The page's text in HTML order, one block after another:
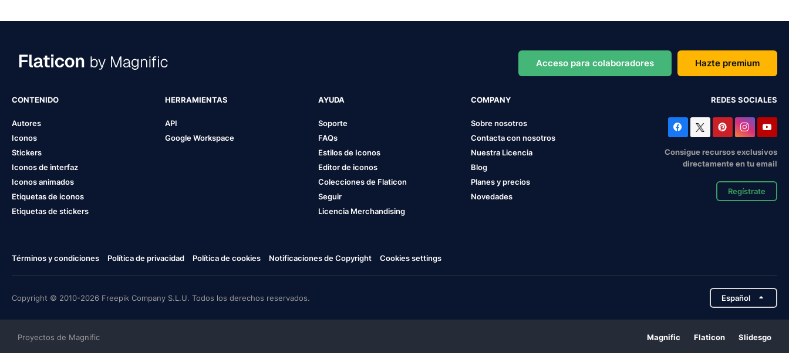
Acceso para colaboradores Hazte premium
CONTENIDO
Autores
Iconos
Stickers
Iconos de interfaz
Iconos animados
Etiquetas de iconos
Etiquetas de stickers
HERRAMIENTAS
API
Google Workspace
AYUDA
Soporte
FAQs
Estilos de Iconos
Editor de iconos
Colecciones de Flaticon
Seguir
Licencia Merchandising
COMPANY
Sobre nosotros
Contacta con nosotros
Nuestra Licencia
Blog
Planes y precios
Novedades
REDES SOCIALES
Consigue recursos exclusivos
directamente en tu email
Regístrate
Términos y condiciones Política de privacidad Política de cookies Notificaciones de Copyright Cookies settings
Copyright © 2010-2026 Freepik Company S.L.U. Todos los derechos reservados. Español
Proyectos de Magnific Magnific Flaticon Slidesgo